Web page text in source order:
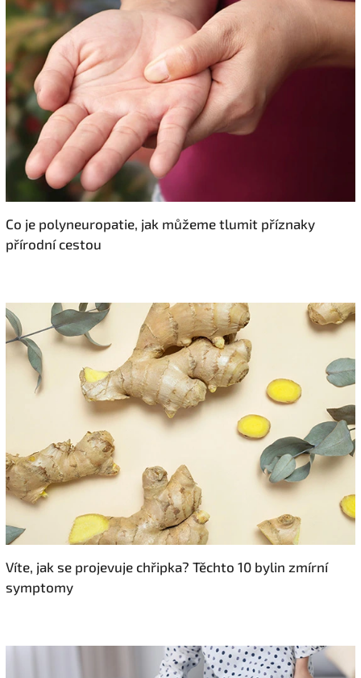
Co je polyneuropatie, jak můžeme tlumit příznaky
přírodní cestou
Víte, jak se projevuje chřipka? Těchto 10 bylin zmírní
symptomy